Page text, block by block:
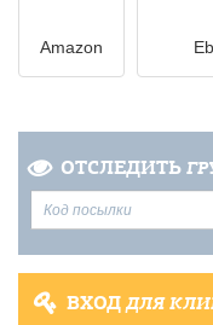
Amazon
ОТСЛЕДИТЬ
ВХОДДЛЯ